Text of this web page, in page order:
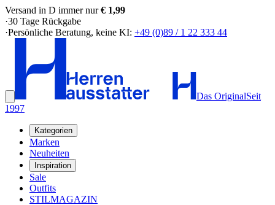
Versand in D immer nur € 1,99
·30 Tage Rückgabe
·Persönliche Beratung, keine KI: +49 (0)89 / 1 22 333 44
Das OriginalSeit
1997
Kategorien
Marken
Neuheiten
Inspiration
Sale
Outfits
STILMAGAZIN